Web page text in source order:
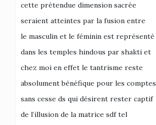
cette prétendue dimension sacrée
seraient atteintes par la fusion entre
le masculin et le féminin est représenté
dans les temples hindous par shakti et
chez moi en effet le tantrisme reste
absolument bénéfique pour les comptes
sans cesse ds qui désirent rester captif
de l’illusion de la matrice sdf tel